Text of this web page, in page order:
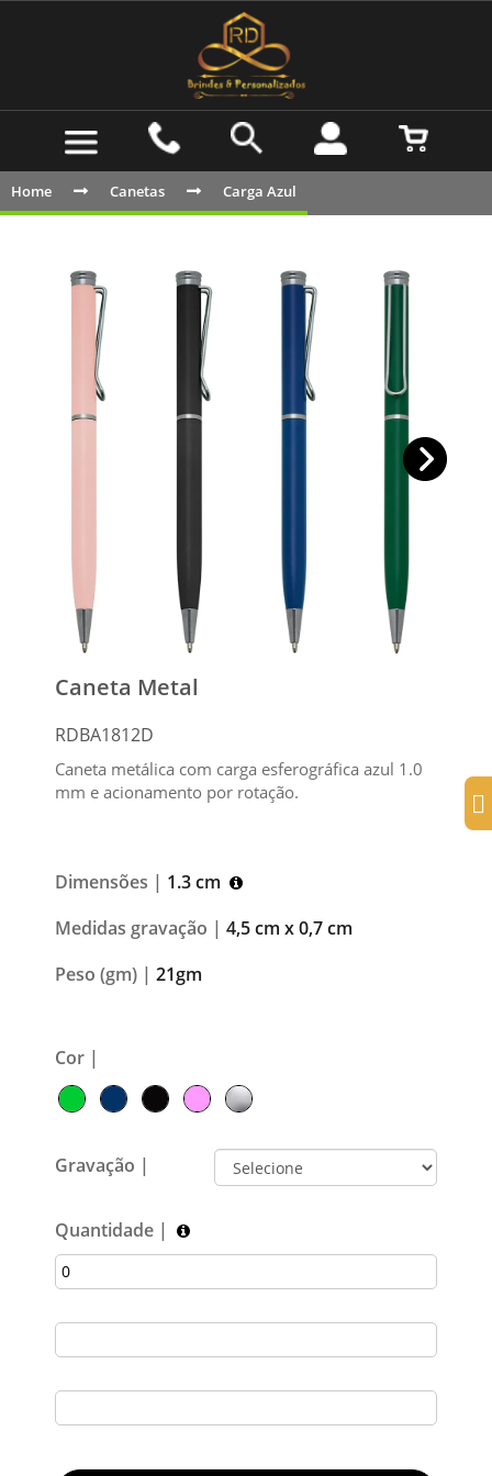
Home Canetas Carga Azul
Caneta Metal
RDBA1812D
Caneta metálica com carga esferográfica azul 1.0
mm e acionamento por rotação.
Dimensões | 1.3 cm
Medidas gravação | 4,5 cm x 0,7 cm
Peso (gm) | 21gm
Cor |
Gravação |
Quantidade |